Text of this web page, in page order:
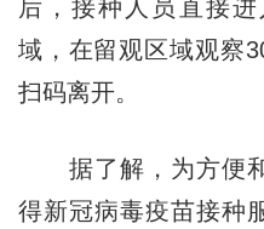
后，接种人员直接
域，在留观区域观察
扫码离开。
据了解，为方便和
得新冠病毒疫苗接种